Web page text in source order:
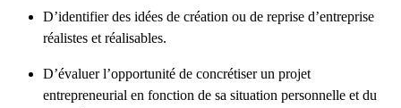
D’identifier des idées de création ou de reprise d’entreprise
réalistes et réalisables.
D’évaluer l’opportunité de concrétiser un projet
entrepreneurial en fonction de sa situation personnelle et du